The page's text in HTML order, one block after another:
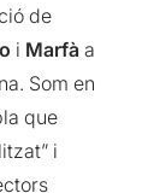
de
i Marfà a
Som en
que
i